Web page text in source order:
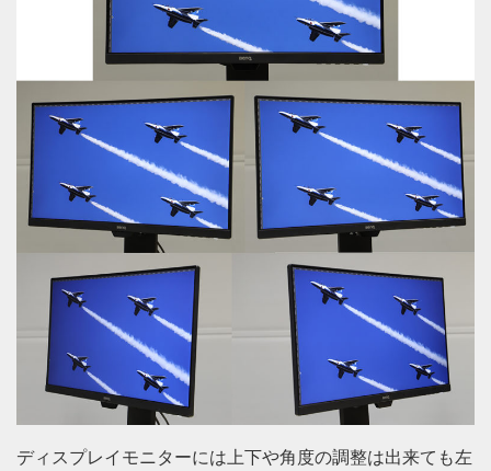
ディスプレイモニターには上下や角度の調整は出来ても左